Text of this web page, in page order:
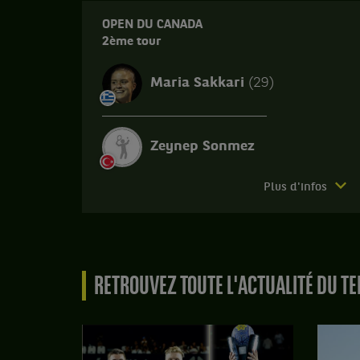
OPEN DU CANADA
2ème tour
Maria Sakkari (29)
Zeynep Sonmez
2ème
Sakkari,
Grèce
Plus d'infos
RETROUVEZ TOUTE L'ACTUALITÉ DU